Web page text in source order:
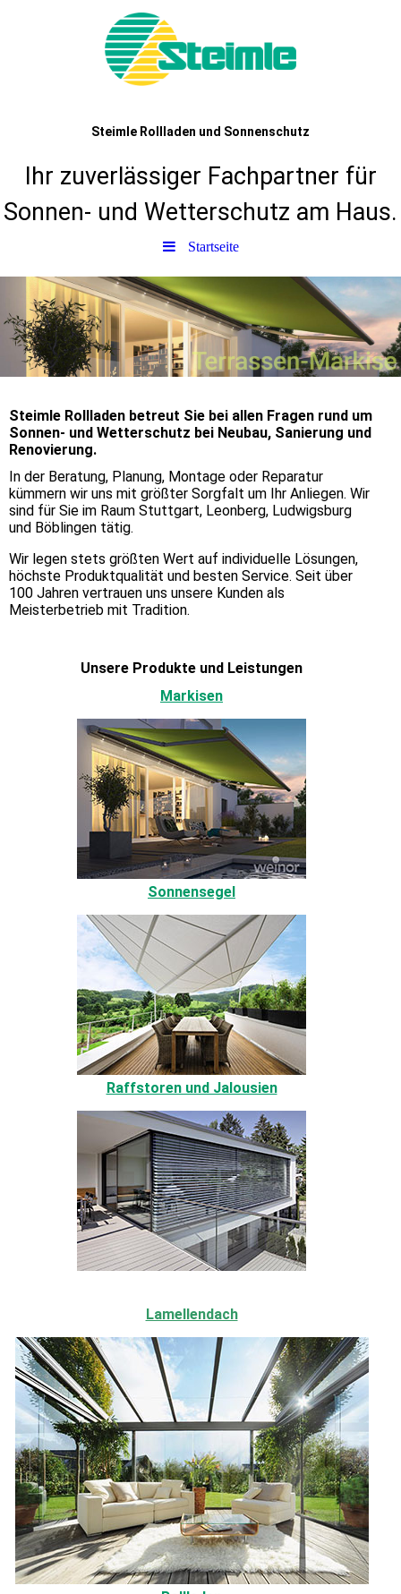
Steimle Rollladen und Sonnenschutz
Ihr zuverlässiger Fachpartner für
Sonnen- und Wetterschutz am Haus.
Startseite
Steimle Rollladen betreut Sie bei allen Fragen rund um
Sonnen- und Wetterschutz bei Neubau, Sanierung und
Renovierung.
In der Beratung, Planung, Montage oder Reparatur
kümmern wir uns mit größter Sorgfalt um Ihr Anliegen. Wir
sind für Sie im Raum Stuttgart, Leonberg, Ludwigsburg
und Böblingen tätig.
Wir legen stets größten Wert auf individuelle Lösungen,
höchste Produktqualität und besten Service. Seit über
100 Jahren vertrauen uns unsere Kunden als
Meisterbetrieb mit Tradition.
Unsere Produkte und Leistungen
Markisen
Sonnensegel
Raffstoren und Jalousien
Lamellendach